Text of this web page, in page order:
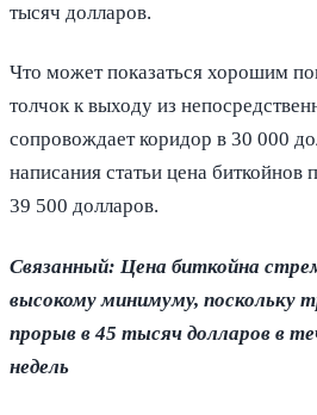
тысяч долларов.
Что может показаться хорошим
толчок к выходу из
сопровождает коридор в 30 000
написания статьи цена биткойнов
39 500 долларов.
Связанный: Цена биткойна
высокому минимуму, поскольку
прорыв в 45 тысяч долларов в
недель